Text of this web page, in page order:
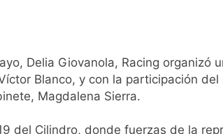
al abogado libertario que propuso
Delia Giovanola, Racing organizó
Blanco, y con la participación
Magdalena Sierra.
del Cilindro, donde fuerzas de la